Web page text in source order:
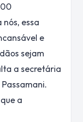
essa
e
sejam
a secretária
a